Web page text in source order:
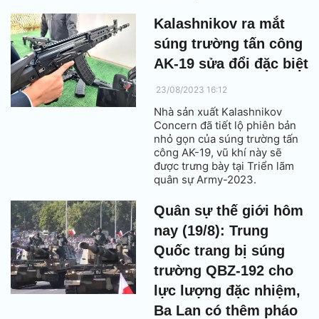
Kalashnikov ra mắt
súng trường tấn công
AK-19 sửa đổi đặc biệt
23/08/2023 16:12
Nhà sản xuất Kalashnikov
Concern đã tiết lộ phiên bản
nhỏ gọn của súng trường tấn
công AK-19, vũ khí này sẽ
được trưng bày tại Triển lãm
quân sự Army-2023.
Quân sự thế giới hôm
nay (19/8): Trung
Quốc trang bị súng
trường QBZ-192 cho
lực lượng đặc nhiệm,
Ba Lan có thêm pháo